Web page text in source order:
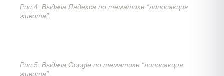
Рис.4. Выдача Яндекса по тематике “липосакция
живота”.
Рис.5. Выдача Google по тематике “липосакция
живота”.